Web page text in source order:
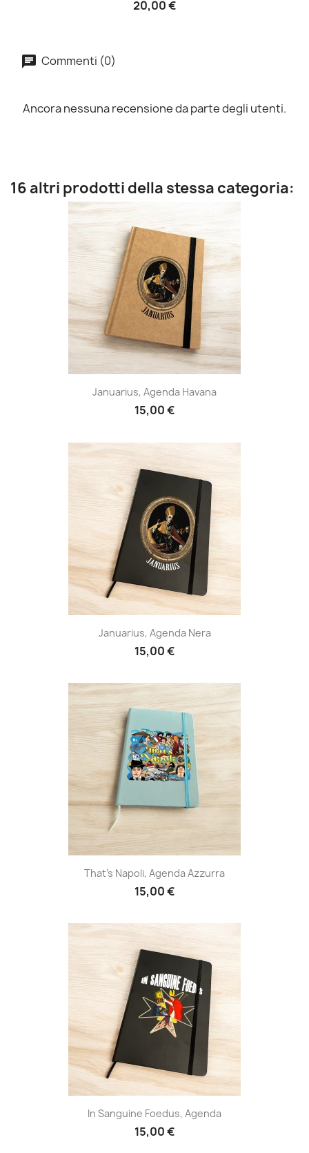
20,00 €
Commenti (0)
Ancora nessuna recensione da parte degli utenti.
16 altri prodotti della stessa categoria:
Januarius, Agenda Havana
15,00 €
Januarius, Agenda Nera
15,00 €
That's Napoli, Agenda Azzurra
15,00 €
In Sanguine Foedus, Agenda
15,00 €